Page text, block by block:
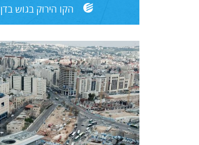
הקו הירוק בגוש בדן